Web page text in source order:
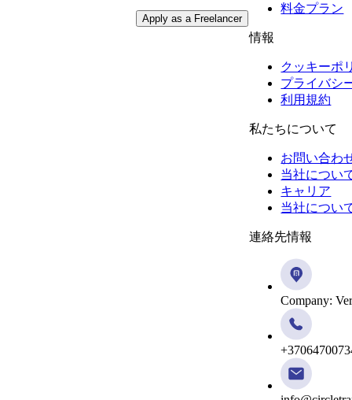
Apply as a Freelancer
料金プラン
情報
クッキーポ
プライバシ
利用規約
私たちについて
お問い合わ
当社につい
キャリア
当社につい
連絡先情報
Company: